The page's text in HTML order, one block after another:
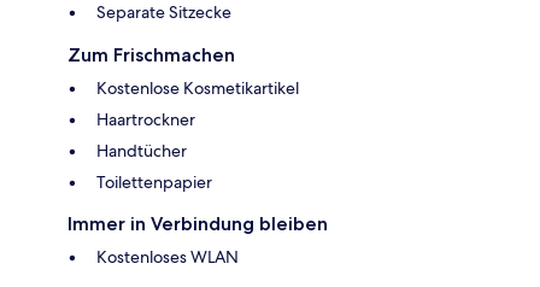
Separate Sitzecke
Zum Frischmachen
Kostenlose Kosmetikartikel
Haartrockner
Handtücher
Toilettenpapier
Immer in Verbindung bleiben
Kostenloses WLAN